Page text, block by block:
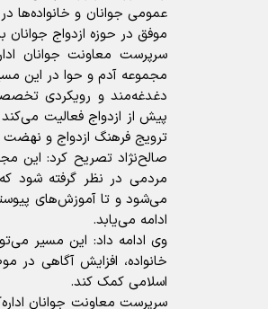
عمومی جوانان و خانواده‌ها
موفق در حوزه ازدواج جوانان
سرپرست معاونت جوانان
مجموعه آدم و حوا در این
دغدغه‌مند و رویکردی
پیش از ازدواج فعالیت
ترویج فرهنگ ازدواج و نهضت
صالح‌نژاد تصریح کرد: این
مردمی در نظر گرفته شود که
می‌شود و تا آموزش‌های
ادامه می‌یابد.
وی ادامه داد: این مسیر
خانواده، افزایش آگاهی در
اسلامی کمک کند.
سرپرست معاونت جوانان